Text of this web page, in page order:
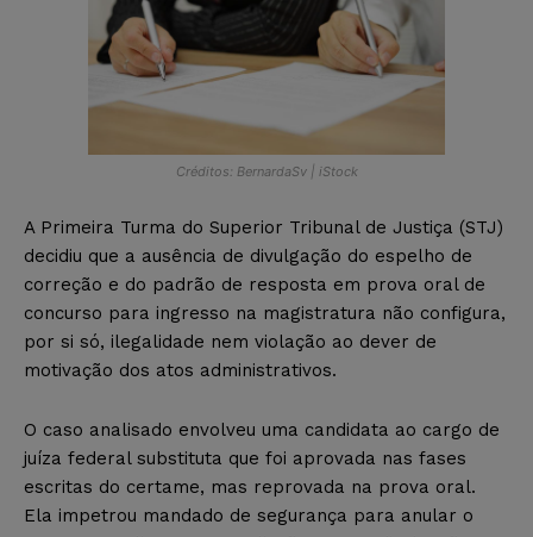
Créditos: BernardaSv | iStock
A Primeira Turma do Superior Tribunal de Justiça (STJ)
decidiu que a ausência de divulgação do espelho de
correção e do padrão de resposta em prova oral de
concurso para ingresso na magistratura não configura,
por si só, ilegalidade nem violação ao dever de
motivação dos atos administrativos.
O caso analisado envolveu uma candidata ao cargo de
juíza federal substituta que foi aprovada nas fases
escritas do certame, mas reprovada na prova oral.
Ela impetrou mandado de segurança para anular o